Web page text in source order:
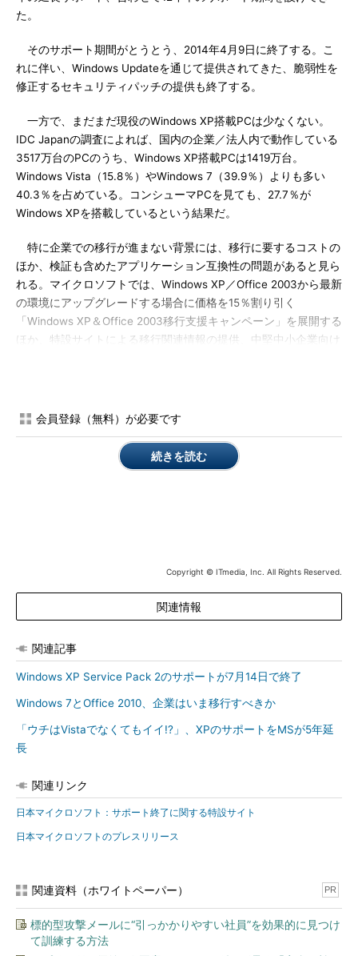
た。
そのサポート期間がとうとう、2014年4月9日に終了する。こ
れに伴い、Windows Updateを通じて提供されてきた、脆弱性を
修正するセキュリティパッチの提供も終了する。
一方で、まだまだ現役のWindows XP搭載PCは少なくない。
IDC Japanの調査によれば、国内の企業／法人内で動作している
3517万台のPCのうち、Windows XP搭載PCは1419万台。
Windows Vista（15.8％）やWindows 7（39.9％）よりも多い
40.3％を占めている。コンシューマPCを見ても、27.7％が
Windows XPを搭載しているという結果だ。
特に企業での移行が進まない背景には、移行に要するコストの
ほか、検証も含めたアプリケーション互換性の問題があると見ら
れる。マイクロソフトでは、Windows XP／Office 2003から最新
の環境にアップグレードする場合に価格を15％割り引く
「Windows XP＆Office 2003移行支援キャンペーン」を展開する
ほか、特設サイトによる移行関連情報の提供、中堅中小企業向け
さらに、全国360社のパートナーとも連携し、ハードウェアか
らOS、アプリケーションも含めた移行を支援していく構えだ。
パートナー各社では、専用マイグレーションツールやヘルプデス
クの開設、データ移行サービスの提供に加え、アプリ互換性検証
執行役員の窪田大介氏は、「移行作業はOSをインストールする
だけでは終わらない。認証およびセキュリティに関する設定やア
プリケーションのインストール、データの移行などが必要で、し
ば増えるほど、準備に時間がかかるし複雑になる」と指摘。サポ
てほしいと述べた。
穴の空いた家に住み続けないで
セキュリティアナリスト 満永
拓邦氏
基本は、「常にOSやアプリケーション
ートが終了し、パッチが提供されなくな
ンで稼働させていても、USBなどの経路
でマルウェアに感染するリスクは依然と
JPCERTコーディネーションセンター（JPCERT/CC） 早期警
会員登録（無料）が必要です
続きを読む
Copyright © ITmedia, Inc. All Rights Reserved.
関連情報
関連記事
Windows XP Service Pack 2のサポートが7月14日で終了
Windows 7とOffice 2010、企業はいま移行すべきか
「ウチはVistaでなくてもイイ!?」、XPのサポートをMSが5年延
長
関連リンク
日本マイクロソフト：サポート終了に関する特設サイト
日本マイクロソフトのプレスリリース
関連資料（ホワイトペーパー） PR
標的型攻撃メールに“引っかかりやすい社員”を効果的に見つけ
て訓練する方法